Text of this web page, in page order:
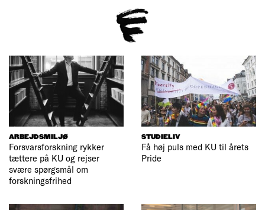
ARBEJDSMILJØ
Forsvarsforskning rykker
tættere på KU og rejser
svære spørgsmål om
forskningsfrihed
STUDIELIV
Få høj puls med KU til årets
Pride